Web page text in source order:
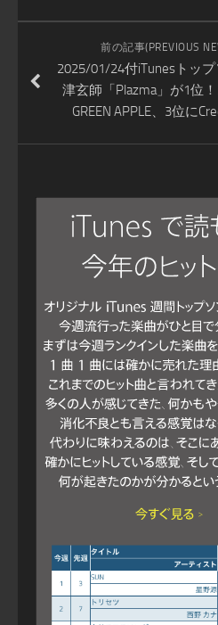
前の記事(PREVIOUS
2025/01/24付iTunesトッ
津玄師「Plazma」が1位
GREEN APPLE、3位に